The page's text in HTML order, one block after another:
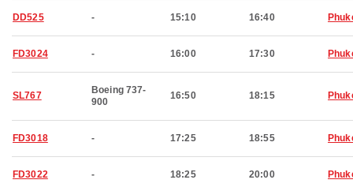
DD525 - 15:10 16:40
FD3024 - 16:00 17:30
SL767
Boeing 737-
900
16:50 18:15
FD3018 - 17:25 18:55
FD3022 - 18:25 20:00